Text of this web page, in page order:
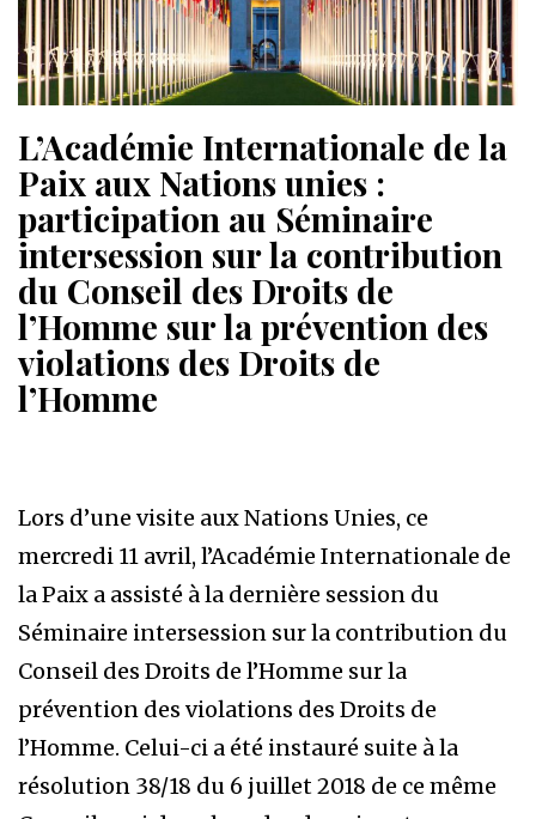
L’Académie Internationale de la
Paix aux Nations unies :
participation au Séminaire
intersession sur la contribution
du Conseil des Droits de
l’Homme sur la prévention des
violations des Droits de
l’Homme
Lors d’une visite aux Nations Unies, ce
mercredi 11 avril, l’Académie Internationale de
la Paix a assisté à la dernière session du
Séminaire intersession sur la contribution du
Conseil des Droits de l’Homme sur la
prévention des violations des Droits de
l’Homme. Celui-ci a été instauré suite à la
résolution 38/18 du 6 juillet 2018 de ce même